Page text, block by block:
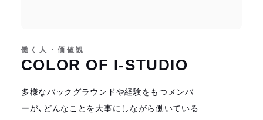
働く人・価値観
COLOR OF I-STUDIO
多様なバックグラウンドや経験をもつメンバ
ーが、どんなことを大事にしながら働いている